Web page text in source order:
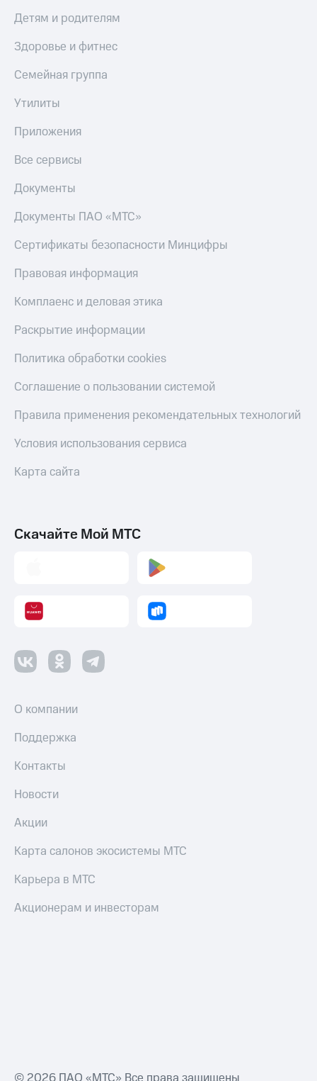
Детям и родителям
Здоровье и фитнес
Семейная группа
Утилиты
Приложения
Все сервисы
Документы
Документы ПАО «МТС»
Сертификаты безопасности Минцифры
Правовая информация
Комплаенс и деловая этика
Раскрытие информации
Политика обработки cookies
Соглашение о пользовании системой
Правила применения рекомендательных технологий
Условия использования сервиса
Карта сайта
Скачайте Мой МТС
О компании
Поддержка
Контакты
Новости
Акции
Карта салонов экосистемы МТС
Карьера в МТС
Акционерам и инвесторам